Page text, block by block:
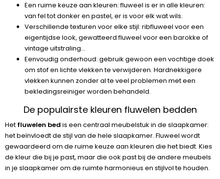
Een ruime keuze aan kleuren: fluweel is er in alle kleuren:
van fel tot donker en pastel, er is voor elk wat wils.
Verschillende texturen voor elke stijl: ribfluweel voor een
eigentijdse look, gewatteerd fluweel voor een barokke of
vintage uitstraling...
Eenvoudig onderhoud: gebruik gewoon een vochtige doek
om stof en lichte vlekken te verwijderen. Hardnekkigere
vlekken kunnen zonder al te veel problemen met een
bekledingsreiniger worden behandeld.
De populairste kleuren fluwelen bedden
Het fluwelen bed is een centraal meubelstuk in de slaapkamer:
het beïnvloedt de stijl van de hele slaapkamer. Fluweel wordt
gewaardeerd om de ruime keuze aan kleuren die het biedt. Kies
de kleur die bij je past, maar die ook past bij de andere meubels
in je slaapkamer om de ruimte harmonieus en stijlvol te houden.